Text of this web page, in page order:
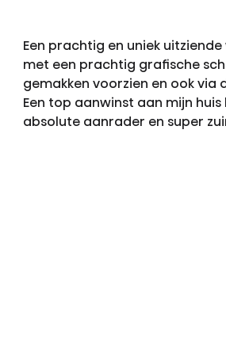
Een prachtig en uniek
met een prachtig grafische
gemakken voorzien en ook via
Een top aanwinst aan mijn huis
absolute aanrader en super